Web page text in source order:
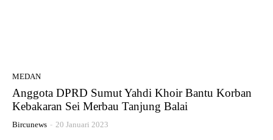
MEDAN
Anggota DPRD Sumut Yahdi Khoir Bantu Korban
Kebakaran Sei Merbau Tanjung Balai
Bircunews - 20 Januari 2023